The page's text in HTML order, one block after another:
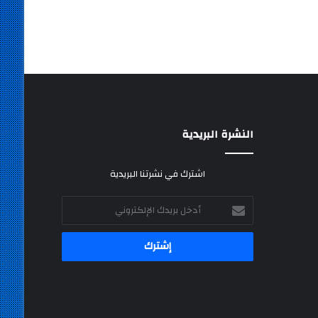
النشرة البريدية
اشترك في نشرتنا البريدية
أدخل
بريدك
الإلكتروني